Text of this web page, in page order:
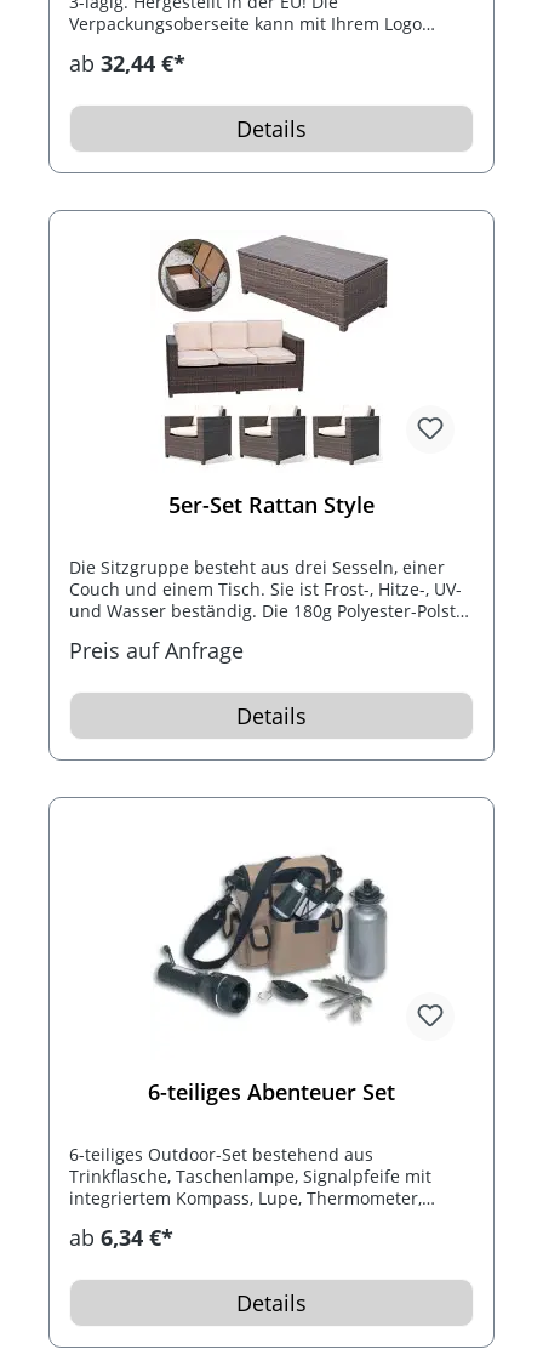
Verpackungsoberseite kann mit Ihrem Logo
ab 32,44 €*
Details
5er-Set Rattan Style
Die Sitzgruppe besteht aus drei Sesseln, einer
Couch und einem Tisch. Sie ist Frost-, Hitze-, UV-
und Wasser beständig. Die 180g Polyester-Polster
große Bestickung auf jedem Rückenpolster sind
Preis auf Anfrage
Details
6-teiliges Abenteuer Set
6-teiliges Outdoor-Set bestehend aus
Trinkflasche, Taschenlampe, Signalpfeife mit
integriertem Kompass, Lupe, Thermometer,
Schulter-Tasche.
ab 6,34 €*
Details